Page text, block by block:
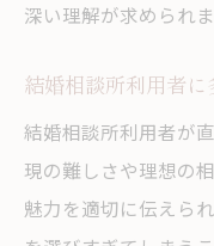
成婚率を高める
結婚相談
成婚率向
法
深い理解が求められま
結婚相談所利用者
結婚相談所利用者が
現の難しさや理想の
魅力を適切に伝えら